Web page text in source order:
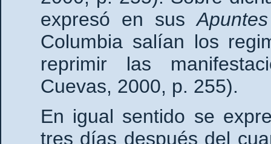
expresó en sus
Columbia salían los
reprimir las
Cuevas, 2000, p. 255).
En igual sentido se
tres días después del